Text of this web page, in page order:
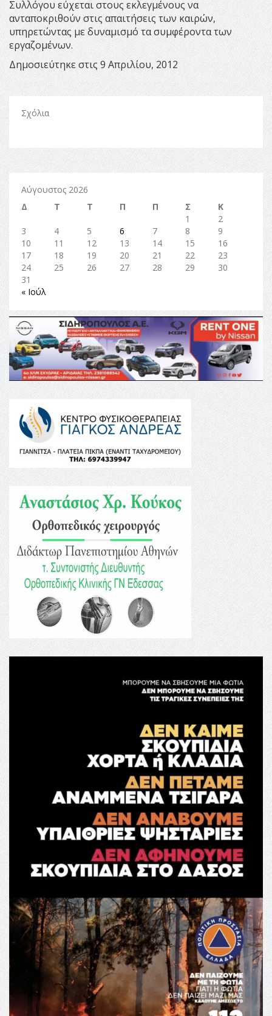
Συλλόγου εύχεται στους εκλεγμένους να
ανταποκριθούν στις απαιτήσεις των καιρών,
υπηρετώντας με δυναμισμό τα συμφέροντα των
εργαζομένων.
Δημοσιεύτηκε στις 9 Απριλίου, 2012
Σχόλια
Αύγουστος 2026
Δ
Τ Τ Π Π Σ
Κ
1
2
3
4 5 6 7 8
9
10
11 12 13 14 15
16
17
18 19 20 21 22
23
24
25 26 27 28 29
30
31
« Ιούλ